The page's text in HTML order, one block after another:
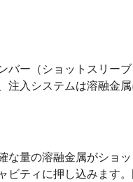
ー（ショットスリー
入システムは溶融金
量の溶融金属がショッ
ティに押し込みます